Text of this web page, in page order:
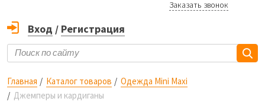
Заказать звонок
Вход / Регистрация
Главная Каталог товаров
Одежда Mini Maxi
Джемперы и кардиганы